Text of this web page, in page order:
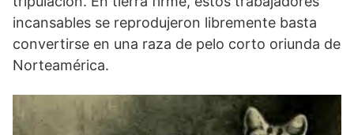
incansables se reprodujeron libremente basta
convertirse en una raza de pelo corto oriunda de
Norteamérica.